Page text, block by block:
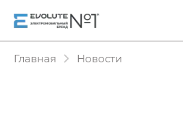
Главная Новости